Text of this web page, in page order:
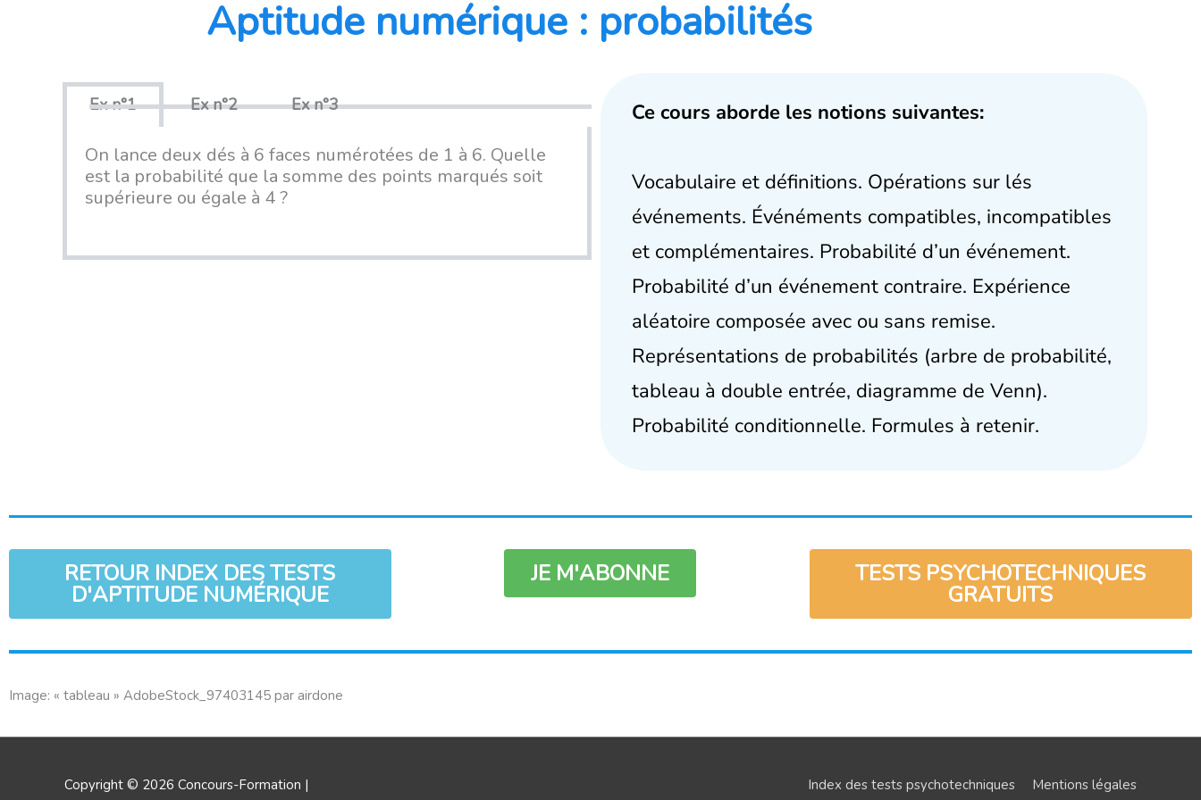
Aptitude numérique : probabilités
Ex n°1 Ex n°2 Ex n°3
On lance deux dés à 6 faces numérotées de 1 à 6. Quelle
est la probabilité que la somme des points marqués soit
supérieure ou égale à 4 ?
Ce cours aborde les notions suivantes:
Vocabulaire et définitions. Opérations sur lés
événements. Événéments compatibles, incompatibles
et complémentaires. Probabilité d’un événement.
Probabilité d’un événement contraire. Expérience
aléatoire composée avec ou sans remise.
Représentations de probabilités (arbre de probabilité,
tableau à double entrée, diagramme de Venn).
Probabilité conditionnelle. Formules à retenir.
RETOUR INDEX DES TESTS
D'APTITUDE NUMÉRIQUE
JE M'ABONNE TESTS PSYCHOTECHNIQUES
GRATUITS
Image: « tableau » AdobeStock_97403145 par airdone
Copyright © 2026 Concours-Formation | Index des tests psychotechniques
Mentions légales